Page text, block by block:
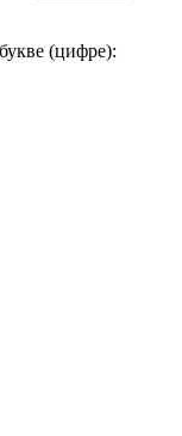
(цифре):